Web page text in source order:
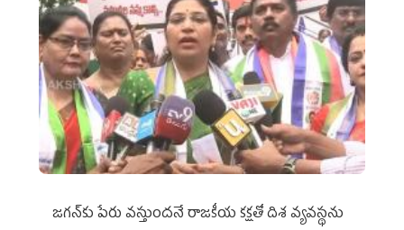
జగన్‌కు పేరు వస్తుందనే రాజకీయ కక్షతో దిశ వ్య‌వ‌స్థ‌ను